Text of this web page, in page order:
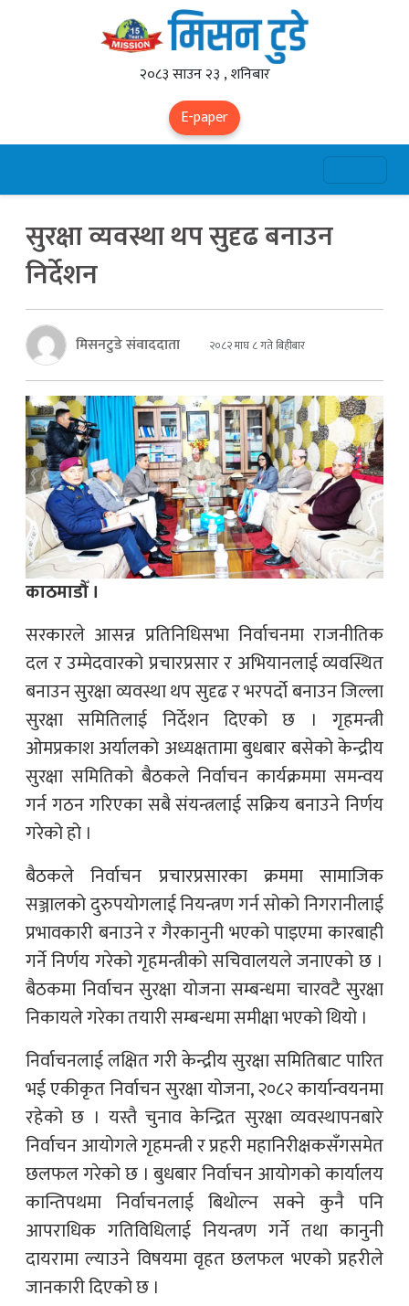
२०८३ साउन २३ , शनिबार
E-paper
सुरक्षा व्यवस्था थप सुदृढ बनाउन
निर्देशन
मिसनटुडे संवाददाता २०८२ माघ ८ गते बिहीबार
काठमाडौँ ।
सरकारले आसन्न प्रतिनिधिसभा निर्वाचनमा राजनीतिक
दल र उम्मेदवारको प्रचारप्रसार र अभियानलाई व्यवस्थित
बनाउन सुरक्षा व्यवस्था थप सुदृढ र भरपर्दो बनाउन जिल्ला
सुरक्षा समितिलाई निर्देशन दिएको छ । गृहमन्त्री
ओमप्रकाश अर्यालको अध्यक्षतामा बुधबार बसेको केन्द्रीय
सुरक्षा समितिको बैठकले निर्वाचन कार्यक्रममा समन्वय
गर्न गठन गरिएका सबै संयन्त्रलाई सक्रिय बनाउने निर्णय
गरेको हो ।
बैठकले निर्वाचन प्रचारप्रसारका क्रममा सामाजिक
सञ्जालको दुरुपयोगलाई नियन्त्रण गर्न सोको निगरानीलाई
प्रभावकारी बनाउने र गैरकानुनी भएको पाइएमा कारबाही
गर्ने निर्णय गरेको गृहमन्त्रीको सचिवालयले जनाएको छ ।
बैठकमा निर्वाचन सुरक्षा योजना सम्बन्धमा चारवटै सुरक्षा
निकायले गरेका तयारी सम्बन्धमा समीक्षा भएको थियो ।
निर्वाचनलाई लक्षित गरी केन्द्रीय सुरक्षा समितिबाट पारित
भई एकीकृत निर्वाचन सुरक्षा योजना, २०८२ कार्यान्वयनमा
रहेको छ । यस्तै चुनाव केन्द्रित सुरक्षा व्यवस्थापनबारे
निर्वाचन आयोगले गृहमन्त्री र प्रहरी महानिरीक्षकसँगसमेत
छलफल गरेको छ । बुधबार निर्वाचन आयोगको कार्यालय
कान्तिपथमा निर्वाचनलाई बिथोल्न सक्ने कुनै पनि
आपराधिक गतिविधिलाई नियन्त्रण गर्ने तथा कानुनी
दायरामा ल्याउने विषयमा वृहत छलफल भएको प्रहरीले
जानकारी दिएको छ ।